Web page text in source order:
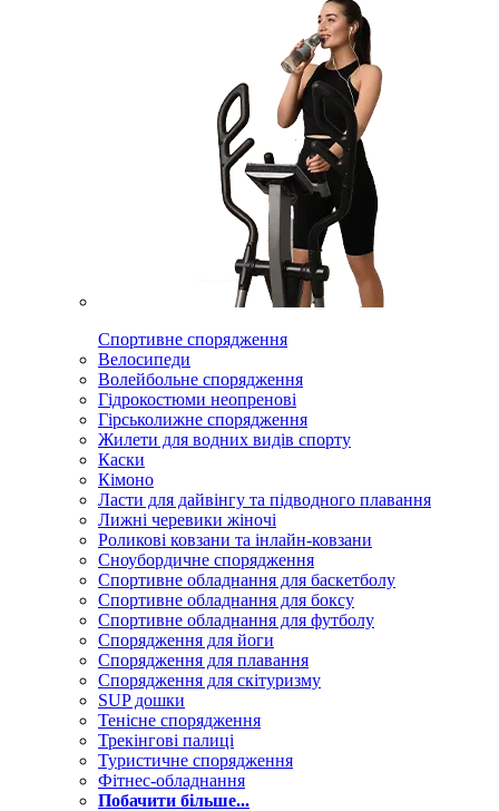
Спортивне спорядження
Велосипеди
Волейбольне спорядження
Гідрокостюми неопренові
Гірськолижне спорядження
Жилети для водних видів спорту
Каски
Кімоно
Ласти для дайвінгу та підводного плавання
Лижні черевики жіночі
Роликові ковзани та інлайн-ковзани
Сноубордичне спорядження
Спортивне обладнання для баскетболу
Спортивне обладнання для боксу
Спортивне обладнання для футболу
Спорядження для йоги
Спорядження для плавання
Спорядження для скітуризму
SUP дошки
Тенісне спорядження
Трекінгові палиці
Туристичне спорядження
Фітнес-обладнання
Побачити більше...